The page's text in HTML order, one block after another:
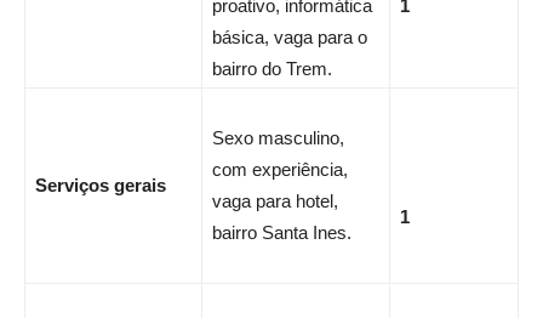
proativo, informática
básica, vaga para o
bairro do Trem.
1
Serviços gerais
Sexo masculino,
com experiência,
vaga para hotel,
bairro Santa Ines.
1